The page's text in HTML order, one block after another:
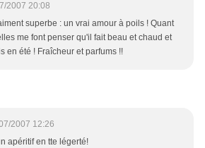
2007 20:08
superbe : un vrai amour à poils ! Quant
me font penser qu'il fait beau et chaud et
en été ! Fraîcheur et parfums !!
2007 12:26
apéritif en tte légerté!